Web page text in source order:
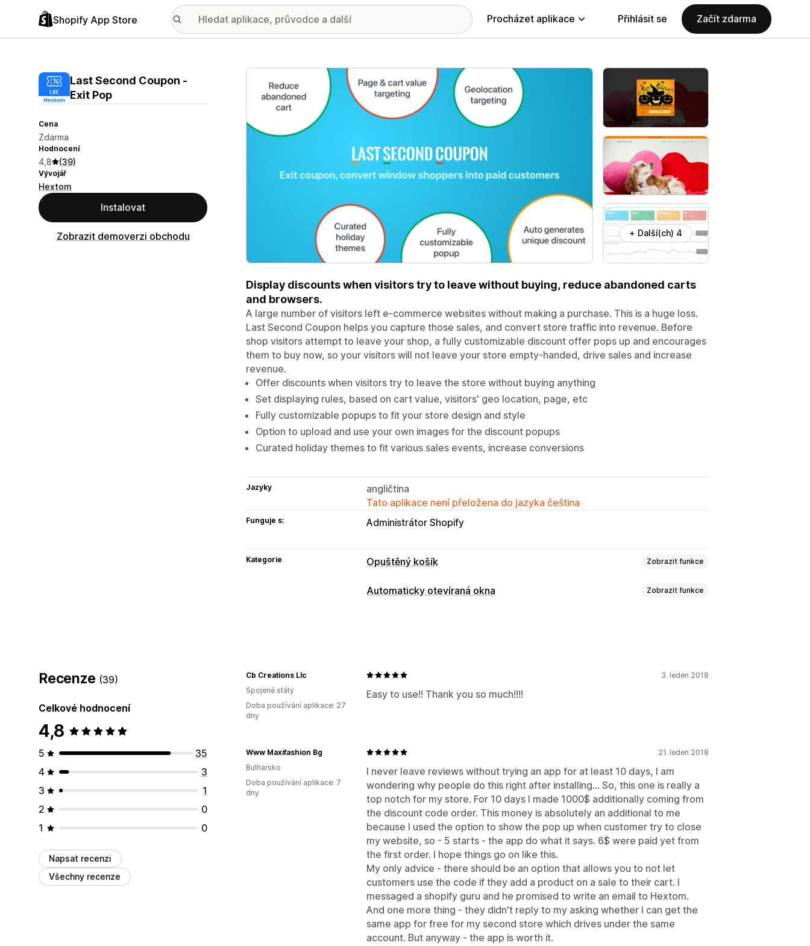
Shopify App Store Procházet aplikace Přihlásit se Začít zdarma
Last Second Coupon ‑
Exit Pop
Cena
Zdarma
Hodnocení
4,8 (39)
Vývojář
Hextom
Instalovat
Zobrazit demoverzi obchodu
Galerie propagovaných obrázků
+ Další(ch) 4
Display discounts when visitors try to leave without buying, reduce abandoned carts
and browsers.
A large number of visitors left e-commerce websites without making a purchase. This is a huge loss.
Last Second Coupon helps you capture those sales, and convert store traffic into revenue. Before
shop visitors attempt to leave your shop, a fully customizable discount offer pops up and encourages
them to buy now, so your visitors will not leave your store empty-handed, drive sales and increase
revenue.
Offer discounts when visitors try to leave the store without buying anything
Set displaying rules, based on cart value, visitors' geo location, page, etc
Fully customizable popups to fit your store design and style
Option to upload and use your own images for the discount popups
Curated holiday themes to fit various sales events, increase conversions
Jazyky
angličtina
Tato aplikace není přeložena do jazyka čeština
Funguje s: Administrátor Shopify
Kategorie Opuštěný košík Zobrazit funkce
Obnovení košíku
Automaticky otevíraná okna Zobrazit funkce
Správa automaticky otevíraných oken
Recenze (39)
Celkové hodnocení
4,8
5
35
4
3
3
1
2
0
1
0
Napsat recenzi
Všechny recenze
3. leden 2018
Easy to use!! Thank you so much!!!!
Cb Creations Llc
Spojené státy
Doba používání aplikace: 27
dny
21. leden 2018
I never leave reviews without trying an app for at least 10 days, I am
wondering why people do this right after installing... So, this one is really a
top notch for my store. For 10 days I made 1000$ additionally coming from
the discount code order. This money is absolutely an additional to me
because I used the option to show the pop up when customer try to close
my website, so - 5 starts - the app do what it says. 6$ were paid yet from
the first order. I hope things go on like this.
My only advice - there should be an option that allows you to not let
customers use the code if they add a product on a sale to their cart. I
messaged a shopify guru and he promised to write an email to Hextom.
And one more thing - they didn't reply to my asking whether I can get the
same app for free for my second store which drives under the same
account. But anyway - the app is worth it.
Www Maxifashion Bg
Bulharsko
Doba používání aplikace: 7
dny